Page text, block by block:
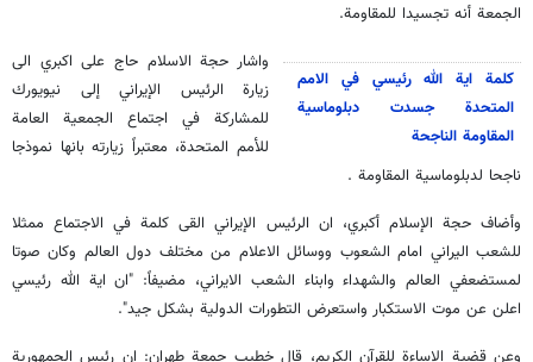
الجمعة أنه تجسيدا للمقاومة.
كلمة اية الله رئيسي في الامم
المتحدة جسدت دبلوماسية
المقاومة الناجحة
واشار حجة الاسلام حاج على اكبري الى
زيارة الرئيس الإيراني إلى نيويورك
للمشاركة في اجتماع الجمعية العامة
للأمم المتحدة، معتبراً زيارته بانها نموذجا
ناجحا لدبلوماسية المقاومة .
وأضاف حجة الإسلام أكبري، ان الرئيس الإيراني القى كلمة في الاجتماع ممثلا
للشعب اليراني امام الشعوب ووسائل الاعلام من مختلف دول العالم وكان صوتا
لمستضعفي العالم والشهداء وابناء الشعب الايراني، مضيفاً: "ان اية الله رئيسي
اعلن عن موت الاستكبار واستعرض التطورات الدولية بشكل جيد".
وعن قضية الإساءة للقرآن الكريم، قال خطيب جمعة طهران: ان رئيس الجمهورية